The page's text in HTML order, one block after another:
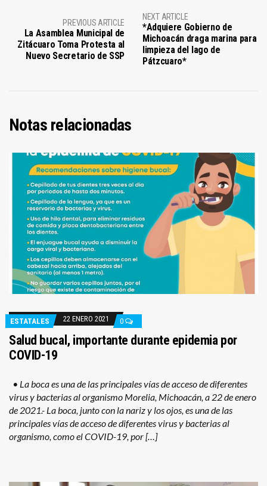
PREVIOUS ARTICLE
La Asamblea Municipal de
Zitácuaro Toma Protesta al
Nuevo Secretario de SSP
NEXT ARTICLE
*Adquiere Gobierno de
Michoacán draga marina para
limpieza del lago de
Pátzcuaro*
Notas relacionadas
ESTATALES 22 ENERO 2021 0
Salud bucal, importante durante epidemia por
COVID-19
• La boca es una de las principales vías de acceso de diferentes
virus y bacterias al organismo Morelia, Michoacán, a 22 de enero
de 2021.- La boca, junto con la nariz y los ojos, es una de las
principales vías de acceso de diferentes virus y bacterias al
organismo, como el COVID-19, por […]